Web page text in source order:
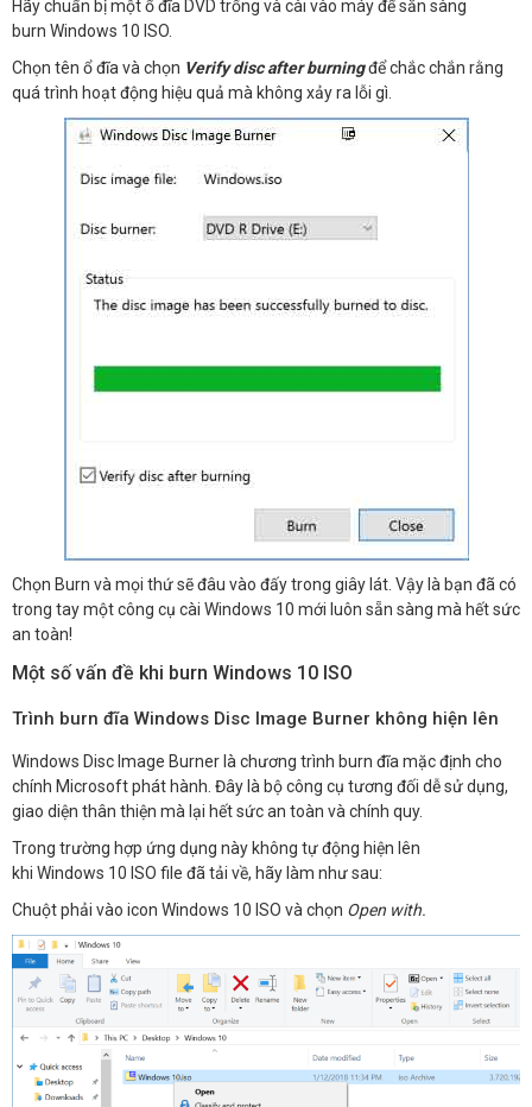
Hãy chuẩn bị một ổ đĩa DVD trống và cài vào máy để sẵn sàng
burn Windows 10 ISO.
Chọn tên ổ đĩa và chọn Verify disc after burningđể chắc chắn rằng
quá trình hoạt động hiệu quả mà không xảy ra lỗi gì.
Chọn Burn và mọi thứ sẽ đâu vào đấy trong giây lát. Vậy là bạn đã có
trong tay một công cụ cài Windows 10 mới luôn sẵn sàng mà hết sức
an toàn!
Một số vấn đề khi burn Windows 10 ISO
Trình burn đĩa Windows Disc Image Burner không hiện lên
Windows Disc Image Burner là chương trình burn đĩa mặc định cho
chính Microsoft phát hành. Đây là bộ công cụ tương đối dễ sử dụng,
giao diện thân thiện mà lại hết sức an toàn và chính quy.
Trong trường hợp ứng dụng này không tự động hiện lên
khi Windows 10 ISO file đã tải về, hãy làm như sau:
Chuột phải vào icon Windows 10 ISO và chọn Open with.